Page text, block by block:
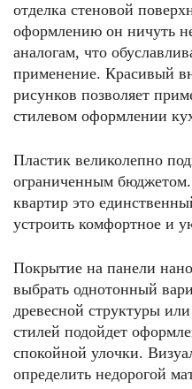
отделка стеновой
оформлению он ничуть
аналогам, что
применение. Красивый
рисунков позволяет
стилевом оформлении
Пластик великолепно
ограниченным
квартир это
устроить комфортное и
Покрытие на панели
выбрать однотонный
древесной структуры или
стилей подойдет
спокойной улочки.
определить недорогой